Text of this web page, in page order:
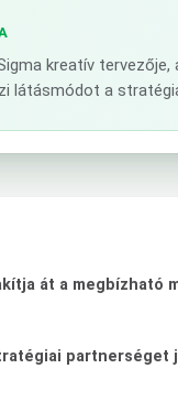
kreatív
látásmódot a
át a